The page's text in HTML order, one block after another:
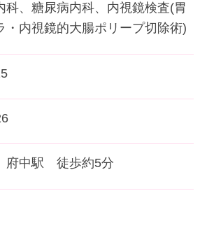
科、糖尿病内科、内視鏡検査(胃
・内視鏡的大腸ポリープ切除術)
中駅 徒歩約5分